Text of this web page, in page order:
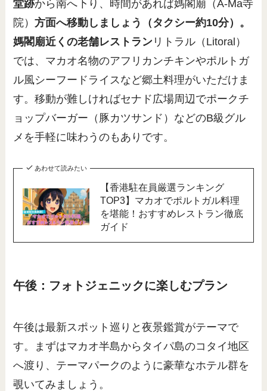
堂跡から南へ下り、時間があれば媽閣廟（A-Ma寺
院）方面へ移動しましょう（タクシー約10分）。
媽閣廟近くの老舗レストラン リトラル（Litoral）
では、マカオ名物のアフリカンチキンやポルトガ
ル風シーフードライスなど郷土料理がいただけま
す。移動が難しければセナド広場周辺でポークチ
ョップバーガー（豚カツサンド）などのB級グル
メを手軽に味わうのもありです。
あわせて読みたい
【香港駐在員厳選ランキング
TOP3】マカオでポルトガル料理
を堪能！おすすめレストラン徹底
ガイド
午後：フォトジェニックに楽しむプラン
午後は最新スポット巡りと夜景鑑賞がテーマで
す。まずはマカオ半島からタイパ島のコタイ地区
へ渡り、テーマパークのように豪華なホテル群を
覗いてみましょう。